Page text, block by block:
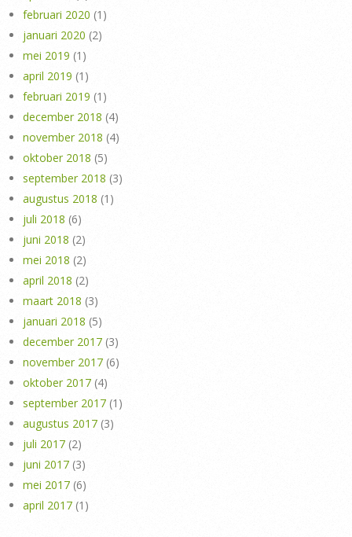
februari 2020 (1)
januari 2020 (2)
mei 2019 (1)
april 2019 (1)
februari 2019 (1)
december 2018 (4)
november 2018 (4)
oktober 2018 (5)
september 2018 (3)
augustus 2018 (1)
juli 2018 (6)
juni 2018 (2)
mei 2018 (2)
april 2018 (2)
maart 2018 (3)
januari 2018 (5)
december 2017 (3)
november 2017 (6)
oktober 2017 (4)
september 2017 (1)
augustus 2017 (3)
juli 2017 (2)
juni 2017 (3)
mei 2017 (6)
april 2017 (1)